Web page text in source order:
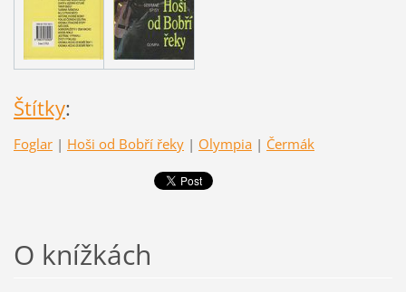
Štítky:
Foglar | Hoši od Bobří řeky | Olympia | Čermák
O knížkách